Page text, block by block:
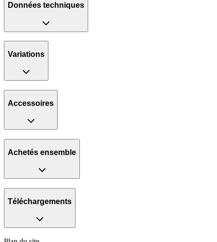
Données techniques
Variations
Accessoires
Achetés ensemble
Téléchargements